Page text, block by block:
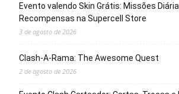
Evento valendo Skin Grátis: Missões
Recompensas na Supercell Store
3 de agosto de 2026
Clash-A-Rama: The Awesome Quest
2 de agosto de 2026